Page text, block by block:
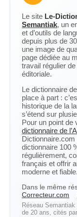
Le site Le-
Semantiak, un
et d’outils de
depuis plus de
une image de
page dédiée au
travail régulier
éditoriale.
Le dictionnaire
place à part :
historique de la
s’étend sur
Pour un point de
dictionnaire de
dictionnaire 100
régulièrement,
français et offrir
moderne et fiable.
Dans le même
Correcteur.com
Réseau
de 20 ans, cités